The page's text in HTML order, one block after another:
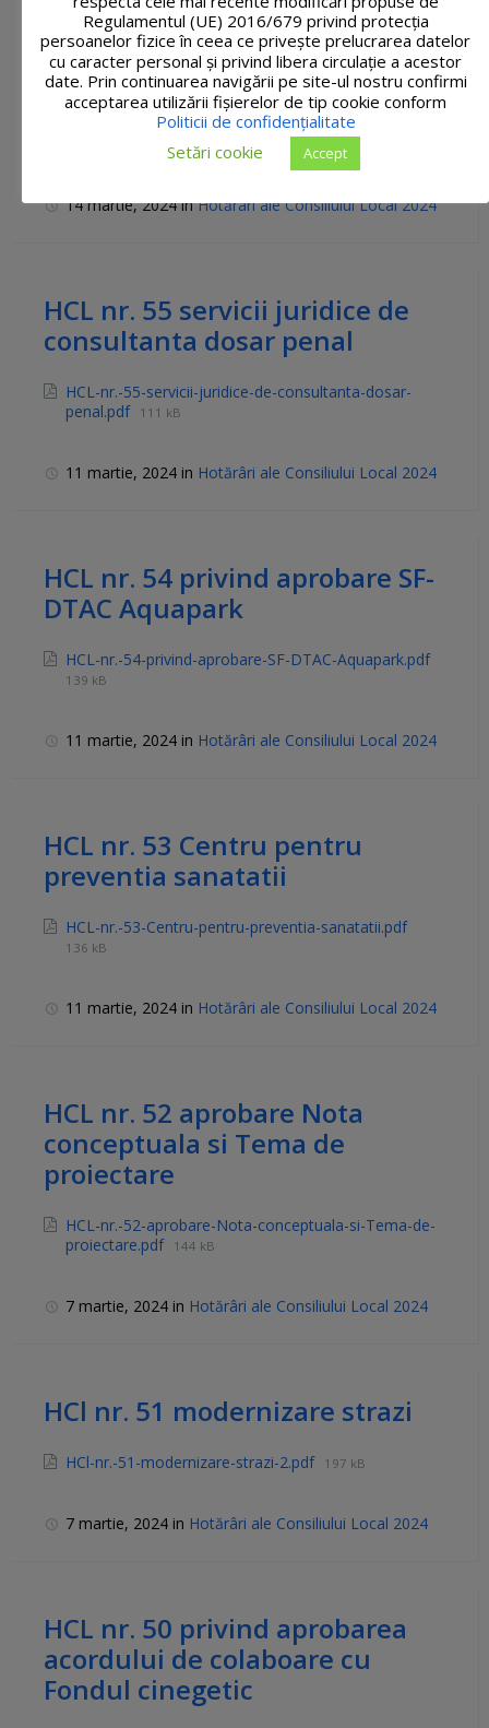
HCL nr. 56 privind modificarea
art.1 din HCL NR.5 din
12.01.2024
HCL-nr.-56-privind-modificarea-art.1-din-HCL-NR.5-
din-12.01.2024.pdf 124 kB
14 martie, 2024inHotărâri ale Consiliului Local 2024
HCL nr. 55 servicii juridice de
consultanta dosar penal
HCL-nr.-55-servicii-juridice-de-consultanta-dosar-
penal.pdf 111 kB
11 martie, 2024 in Hotărâri ale Consiliului Local 2024
HCL nr. 54 privind aprobare SF-
DTAC Aquapark
HCL-nr.-54-privind-aprobare-SF-DTAC-Aquapark.pdf
139 kB
11 martie, 2024 in Hotărâri ale Consiliului Local 2024
HCL nr. 53 Centru pentru
preventia sanatatii
HCL-nr.-53-Centru-pentru-preventia-sanatatii.pdf
136 kB
11 martie, 2024 in Hotărâri ale Consiliului Local 2024
HCL nr. 52 aprobare Nota
conceptuala si Tema de
proiectare
HCL-nr.-52-aprobare-Nota-conceptuala-si-Tema-de-
proiectare.pdf 144 kB
7 martie, 2024 in Hotărâri ale Consiliului Local 2024
HCl nr. 51 modernizare strazi
HCl-nr.-51-modernizare-strazi-2.pdf 197 kB
7 martie, 2024 in Hotărâri ale Consiliului Local 2024
HCL nr. 50 privind aprobarea
acordului de colaboare cu
Fondul cinegetic
Regulamentul (UE) 2016/679 privind protecția
persoanelor fizice în ceea ce privește prelucrarea datelor
cu caracter personal și privind libera circulație a acestor
date. Prin continuarea navigării pe site-ul nostru confirmi
acceptarea utilizării fişierelor de tip cookie conform
Politicii de confidențialitate
Setări cookie
Accept